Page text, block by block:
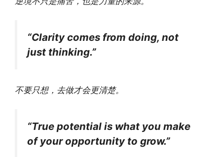
“Clarity comes from doing, not
just thinking.”
不要只想，去做才会更清楚。
“True potential is what you make
of your opportunity to grow.”